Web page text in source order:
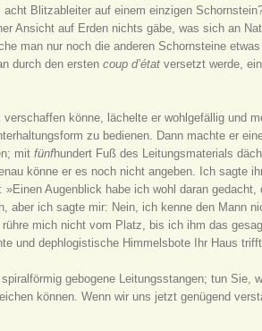
Blitzableiter auf einem einzigen
Ansicht auf Erden nichts gäbe, was sich an
man nur noch die anderen Schornsteine etwas
durch den ersten coup d’état versetzt werde,
könne, lächelte er wohlgefällig und
zu bedienen. Dann machte er
mit fünfhundert Fuß des Leitungsmaterials
könne er es noch nicht angeben. Ich sagte
Augenblick habe ich wohl daran gedacht,
aber ich sagte mir: Nein, ich kenne den Mann
mich nicht vom Platz, bis ich ihm das
und dephlogistische Himmelsbote Ihr Haus
gebogene Leitungsstangen; tun Sie,
können. Wenn wir uns jetzt genügend